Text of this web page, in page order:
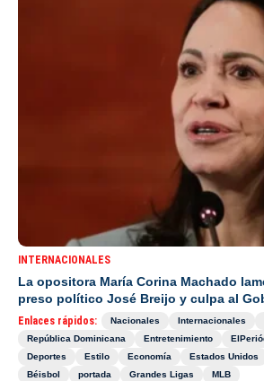
INTERNACIONALES
La opositora María Corina Machado
preso político José Breijo y culpa al
Enlaces rápidos: Nacionales Internacionales
República Dominicana
Entretenimiento
Deportes
Estilo Economía Estados Unidos
Béisbol
portada Grandes Ligas MLB